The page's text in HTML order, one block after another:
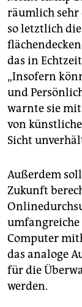
räumlich
so letztlich
das in
„Insofern
und
warnte sie
von
Sicht
Außerdem
Zukunft
Computer
das analoge
für die
werden.